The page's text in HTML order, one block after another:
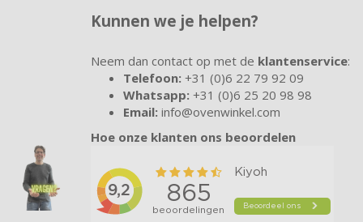
Kunnen we je helpen?
Neem dan contact op met de klantenservice:
Telefoon: +31 (0)6 22 79 92 09
Whatsapp: +31 (0)6 25 20 98 98
Email: info@ovenwinkel.com
Hoe onze klanten ons beoordelen